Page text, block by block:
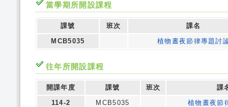
當學期所開設課程
課號 班次
課名
MCB5035
植物晝夜節律專題討
往年所開設課程
開課年度 課號 班次
課
114-2
MCB5035
植物晝夜節